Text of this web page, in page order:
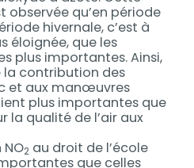
observée qu’en période
hivernale, c’est à
éloignée, que les
plus importantes. Ainsi,
la contribution des
et aux manœuvres
plus importantes que
la qualité de l’air aux
2 au droit de l’école
que celles